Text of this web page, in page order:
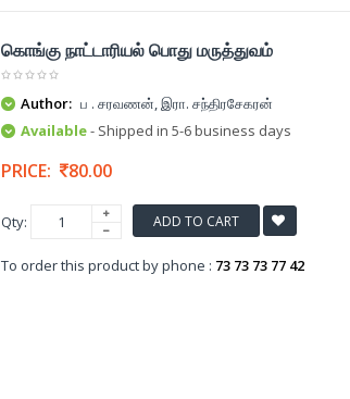
கொங்கு நாட்டாரியல் பொது மருத்துவம்
Author: ப . சரவணன், இரா. சந்திரசேகரன்
Available- Shipped in 5-6 business days
PRICE: 80.00
Qty: ADD TO CART
To order this product by phone : 73 73 73 77 42